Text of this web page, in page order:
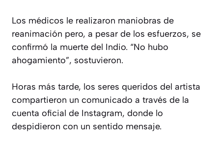
Los médicos le realizaron maniobras de
reanimación pero, a pesar de los esfuerzos, se
confirmó la muerte del Indio. “No hubo
ahogamiento”, sostuvieron.
Horas más tarde, los seres queridos del artista
compartieron un comunicado a través de la
cuenta oficial de Instagram, donde lo
despidieron con un sentido mensaje.